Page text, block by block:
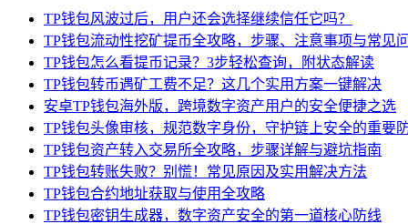
TP钱包风波过后，用户还会选择继续信任它吗？
TP钱包流动性挖矿提币全攻略，步骤、注意事项与常见
TP钱包怎么看提币记录？3步轻松查询，附状态解读
TP钱包转币遇矿工费不足？这几个实用方案一键解决
安卓TP钱包海外版，跨境数字资产用户的安全便捷之选
TP钱包头像审核，规范数字身份，守护链上安全的重要
TP钱包资产转入交易所全攻略，步骤详解与避坑指南
TP钱包转账失败？别慌！常见原因及实用解决方法
TP钱包合约地址获取与使用全攻略
TP钱包密钥生成器，数字资产安全的第一道核心防线